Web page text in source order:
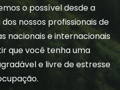
o possível desde a
nossos profissionais de
nacionais e internacionais
que você tenha uma
e livre de estresse